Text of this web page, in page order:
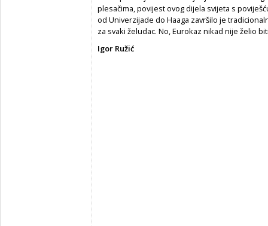
plesačima, povijest ovog dijela svijeta s
od Univerzijade do Haaga završilo je
za svaki želudac. No, Eurokaz nikad nije želio
Igor Ružić